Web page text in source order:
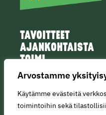
Arvostamme
Käytämme evästeitä
toimintoihin sekä
TAVOITTEET
AJANKOHTAISTA
TOIMI
IHMISET